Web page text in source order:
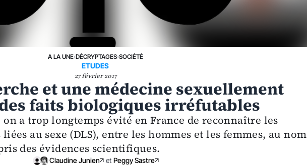
A LA UNE›DÉCRYPTAGES›SOCIÉTÉ
ETUDES
27 février 2017
et une médecine sexuellement
faits biologiques irréfutables
a trop longtemps évité en France de reconnaître les
au sexe (DLS), entre les hommes et les femmes, au nom
des évidences scientifiques.
Claudine Junien et Peggy Sastre